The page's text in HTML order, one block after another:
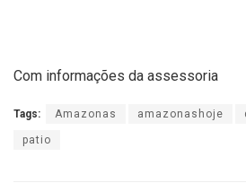
Com informações da assessoria
Tags: Amazonas amazonashoje
patio